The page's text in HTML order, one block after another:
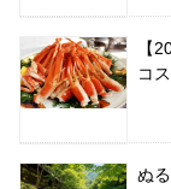
【
コ
ぬ